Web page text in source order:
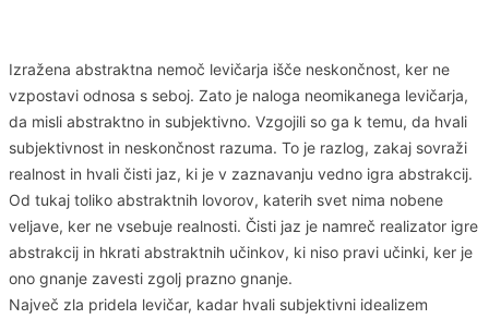
Izražena abstraktna nemoč levičarja išče neskončnost, ker ne
vzpostavi odnosa s seboj. Zato je naloga neomikanega levičarja,
da misli abstraktno in subjektivno. Vzgojili so ga k temu, da hvali
subjektivnost in neskončnost razuma. To je razlog, zakaj sovraži
realnost in hvali čisti jaz, ki je v zaznavanju vedno igra abstrakcij.
Od tukaj toliko abstraktnih lovorov, katerih svet nima nobene
veljave, ker ne vsebuje realnosti. Čisti jaz je namreč realizator igre
abstrakcij in hkrati abstraktnih učinkov, ki niso pravi učinki, ker je
ono gnanje zavesti zgolj prazno gnanje.
Največ zla pridela levičar, kadar hvali subjektivni idealizem